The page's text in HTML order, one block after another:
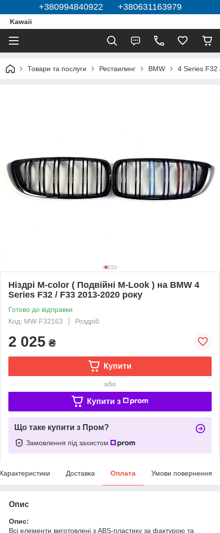
+380994840922 +380631163979
Kawaii
Товари та послуги Рестаилинг BMW 4 Series F32
Ніздрі M-color ( Подвійні M-Look ) на BMW 4
Series F32 / F33 2013-2020 року
Готово до відправки
Код: MW-F32163
Роздріб
2 025 ₴
Купити
або
Купити з
Що таке купити з Пром?
Замовлення під захистом
Доставка Оплата Умови повернення
Опис
Опис:
Всі елементи виготовлені з ABS-пластику за фактурою та